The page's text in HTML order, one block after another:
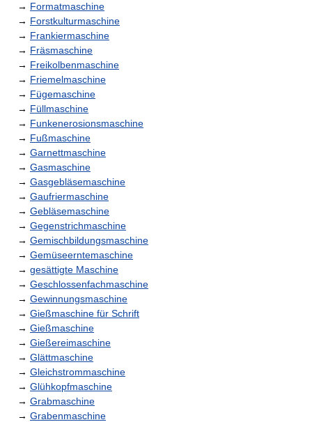
→ Formatmaschine
→ Forstkulturmaschine
→ Frankiermaschine
→ Fräsmaschine
→ Freikolbenmaschine
→ Friemelmaschine
→ Fügemaschine
→ Füllmaschine
→ Funkenerosionsmaschine
→ Fußmaschine
→ Garnettmaschine
→ Gasmaschine
→ Gasgebläsemaschine
→ Gaufriermaschine
→ Gebläsemaschine
→ Gegenstrichmaschine
→ Gemischbildungsmaschine
→ Gemüseerntemaschine
→ gesättigte Maschine
→ Geschlossenfachmaschine
→ Gewinnungsmaschine
→ Gießmaschine für Schrift
→ Gießmaschine
→ Gießereimaschine
→ Glättmaschine
→ Gleichstrommaschine
→ Glühkopfmaschine
→ Grabmaschine
→ Grabenmaschine